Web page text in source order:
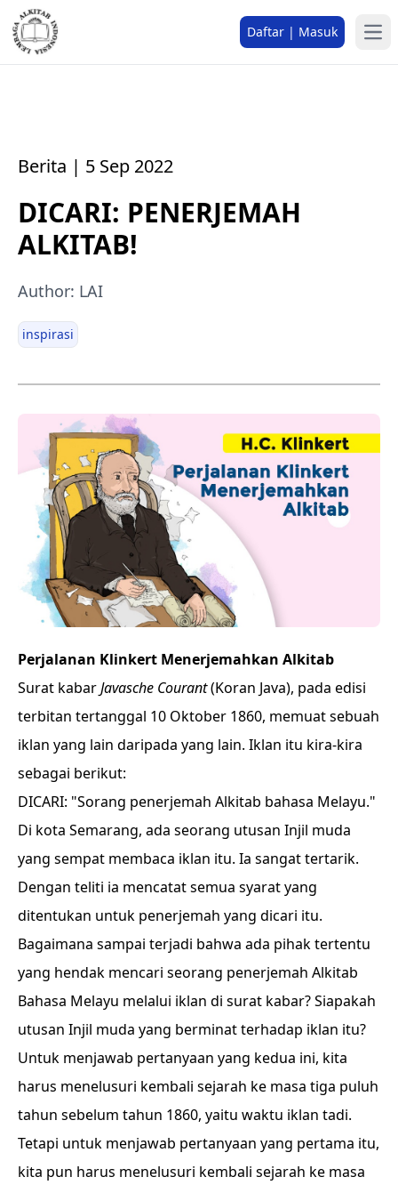
Daftar | Masuk
Berita | 5 Sep 2022
DICARI: PENERJEMAH
ALKITAB!
Author: LAI
inspirasi
Perjalanan Klinkert Menerjemahkan Alkitab
Surat kabarJavasche Courant(Koran Java), pada edisi
terbitan tertanggal 10 Oktober 1860, memuat sebuah
iklan yang lain daripada yang lain. Iklan itu kira-kira
sebagai berikut:
DICARI: "Sorang penerjemah Alkitab bahasa Melayu."
Di kota Semarang, ada seorang utusan Injil muda
yang sempat membaca iklan itu. Ia sangat tertarik.
Dengan teliti ia mencatat semua syarat yang
ditentukan untuk penerjemah yang dicari itu.
Bagaimana sampai terjadi bahwa ada pihak tertentu
yang hendak mencari seorang penerjemah Alkitab
Bahasa Melayu melalui iklan di surat kabar? Siapakah
utusan Injil muda yang berminat terhadap iklan itu?
Untuk menjawab pertanyaan yang kedua ini, kita
harus menelusuri kembali sejarah ke masa tiga puluh
tahun sebelum tahun 1860, yaitu waktu iklan tadi.
Tetapi untuk menjawab pertanyaan yang pertama itu,
kita pun harus menelusuri kembali sejarah ke masa